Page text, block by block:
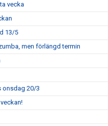
vecka
13/5
men förlängd termin
onsdag 20/3